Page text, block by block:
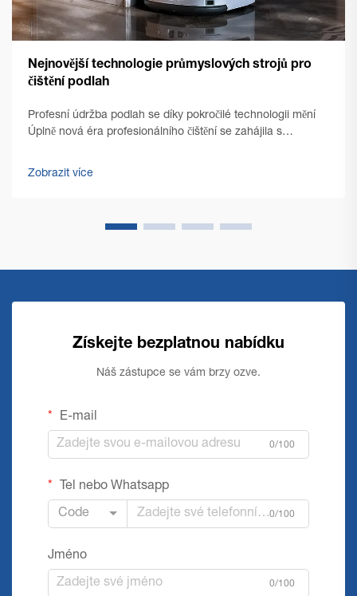
Nejnovější technologie průmyslových strojů pro
čištění podlah
Profesní údržba podlah se díky pokročilé technologii mění
Úplně nová éra profesionálního čištění se zahájila s
komerčním prostředí. Řízení zařízení se od té doby
Zobrazit více
Získejte bezplatnou nabídku
Náš zástupce se vám brzy ozve.
E-mail
0/100
Tel nebo Whatsapp
Code 0/100
Jméno
0/100